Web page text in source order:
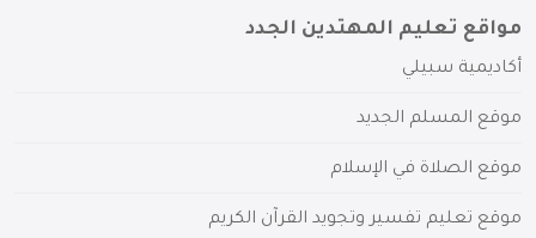
مواقع تعليم المهتدين الجدد
أكاديمية سبيلي
موقع المسلم الجديد
موقع الصلاة في الإسلام
موقع تعليم تفسير وتجويد القرآن الكريم